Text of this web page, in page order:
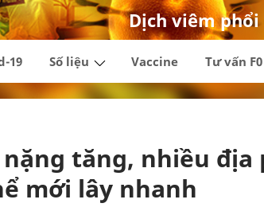
Dịch viêm phổi
19 Số liệu Vaccine Tư vấn F0
nặng tăng, nhiều
mới lây nhanh